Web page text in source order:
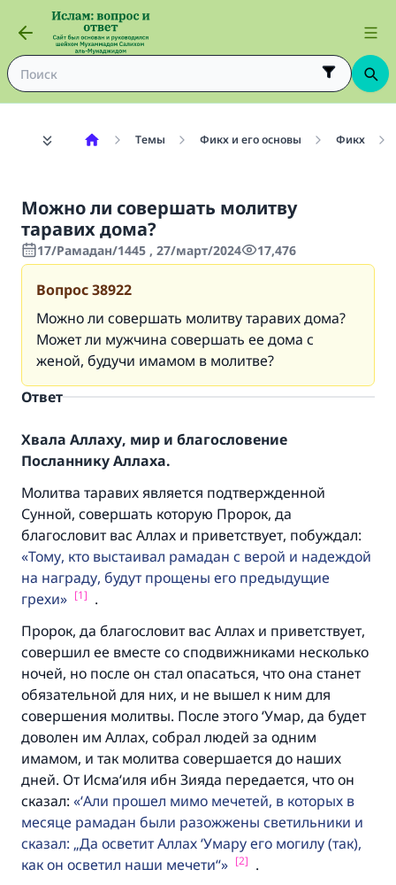
Темы Фикх и его основы Фикх
Можно ли совершать молитву
таравих дома?
17/Рамадан/1445 , 27/март/2024 17,476
Вопрос38922
Можно ли совершать молитву таравих дома?
Может ли мужчина совершать ее дома с
женой, будучи имамом в молитве?
Ответ
Хвала Аллаху, мир и благословение
Посланнику Аллаха.
Молитва таравих является подтвержденной
Сунной, совершать которую Пророк, да
благословит вас Аллах и приветствует, побуждал:
Тому, кто выстаивал рамадан с верой и надеждой
на награду, будут прощены его предыдущие
грехи
[1] .
Пророк, да благословит вас Аллах и приветствует,
совершил ее вместе со сподвижниками несколько
ночей, но после он стал опасаться, что она станет
обязательной для них, и не вышел к ним для
совершения молитвы. После этого ‘Умар, да будет
доволен им Аллах, собрал людей за одним
имамом, и так молитва совершается до наших
дней. От Исма‘иля ибн Зияда передается, что он
сказал: ‘Али прошел мимо мечетей, в которых в
месяце рамадан были разожжены светильники и
сказал: „Да осветит Аллах ‘Умару его могилу (так),
как он осветил наши мечети“
[2] .